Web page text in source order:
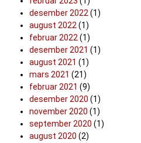
desember 2022(1)
august 2022(1)
februar 2022(1)
desember 2021 (1)
august 2021 (1)
mars 2021 (21)
februar 2021 (9)
desember 2020 (1)
november 2020 (1)
september 2020 (1)
august 2020 (2)